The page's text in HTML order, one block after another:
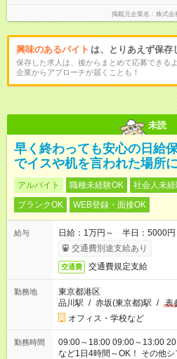
掲載元企業名 株式会
興味のあるバイト は、とりあえず保存
保存した求人は、後からまとめて応募できるよ
企業からアプローチが届くことも！
未読
早く終わっても安心の日給
でイスや机を言われた場所
アルバイト 職種未経験OK 社会人未
ブランクOK
WEB登録・面接OK
給与
日給：1万円～ 半日：5000
交通費別途支給あり
交通費 交通費規定支給
勤務地
東京都港区
品川駅 / 赤坂(東京都)駅 / 表
オフィス・学校など
勤務時間
09:00～18:00 09:00～13:00
など1日4時間～OK！ その他シフトもございます！ お気軽にご